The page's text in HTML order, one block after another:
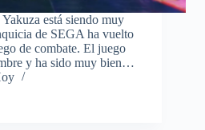
está siendo muy
de SEGA ha vuelto
de combate. El juego
y ha sido muy bien…